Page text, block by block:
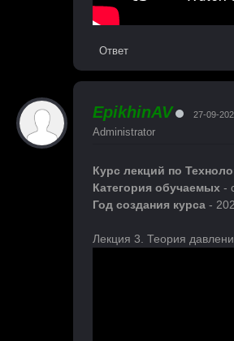
Ответ
EpikhinAV 27-09-
Administrator
Курс лекций по
Категория обучаемых -
Год создания курса -
Лекция 3. Теория